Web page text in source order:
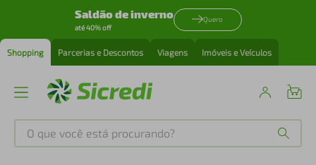
Saldão de inverno
até 40% off
Quero
Shopping Parcerias e Descontos Viagens Imóveis e Veículos
O que você está procurando?